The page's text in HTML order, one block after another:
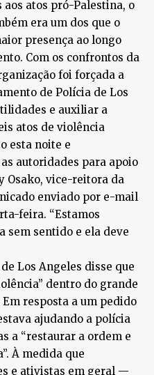
atos pró-Palestina, o
era um dos que o
presença ao longo
Com os confrontos da
foi forçada a
de Polícia de Los
e auxiliar a
atos de violência
esta noite e
autoridades para apoio
Osako, vice-reitora da
enviado por e-mail
feira. “Estamos
sem sentido e ela deve
Los Angeles disse que
dentro do grande
resposta a um pedido
ajudando a polícia
a “restaurar a ordem e
À medida que
e ativistas em geral —